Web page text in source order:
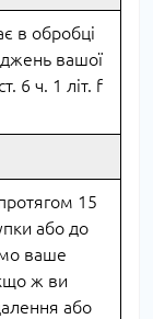
в обробці
вашої
6 ч. 1 літ. f
15
або до
ваше
ж ви
або